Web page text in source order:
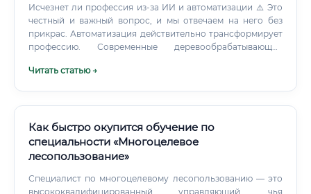
Исчезнет ли профессия из-за ИИ и автоматизации ⚠️ Это
честный и важный вопрос, и мы отвечаем на него без
прикрас. Автоматизация действительно трансформирует
профессию. Современные деревообрабатывающие
роботизированные линии и системы автоматического
Читать статью →
Как быстро окупится обучение по
специальности «Многоцелевое
лесопользование»
Специалист по многоцелевому лесопользованию — это
высококвалифицированный управляющий, чья